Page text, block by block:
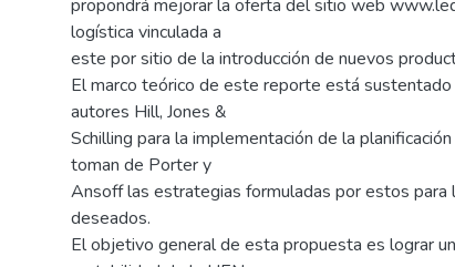
propondrá mejorar la oferta del sitio web
logística vinculada a
este por sitio de la introducción de nuevos
El marco teórico de este reporte está
autores Hill, Jones &
Schilling para la implementación de la
toman de Porter y
Ansoff las estrategias formuladas por estos para
deseados.
El objetivo general de esta propuesta es lograr